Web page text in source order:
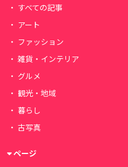
すべての記事
アート
ファッション
雑貨・インテリア
グルメ
観光・地域
暮らし
古写真
ページ